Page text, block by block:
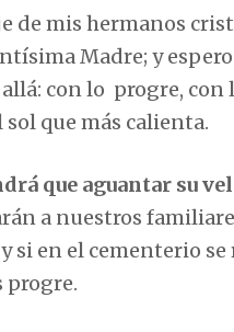
de mis hermanos
Madre; y
allá: con lo progre,
que más calienta.
que aguantar su
a nuestros
si en el cementerio se
progre.